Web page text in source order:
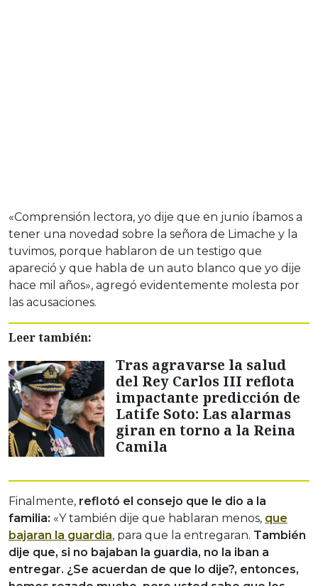
«Comprensión lectora, yo dije que en junio íbamos a
tener una novedad sobre la señora de Limache y la
tuvimos, porque hablaron de un testigo que
apareció y que habla de un auto blanco que yo dije
hace mil años», agregó evidentemente molesta por
las acusaciones.
Leer también:
Tras agravarse la salud
del Rey Carlos III reflota
impactante predicción de
Latife Soto: Las alarmas
giran en torno a la Reina
Camila
Finalmente, reflotó el consejo que le dio a la
familia: «Y también dije que hablaran menos, que
bajaran la guardia, para que la entregaran. También
dije que, si no bajaban la guardia, no la iban a
entregar. ¿Se acuerdan de que lo dije?, entonces,